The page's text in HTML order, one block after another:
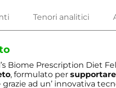
Biome Prescription Diet
, formulato persupportare
grazie ad un’ innovativa